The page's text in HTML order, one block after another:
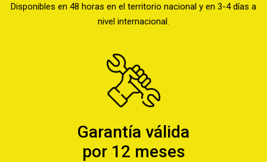
Disponibles en 48 horas en el territorio nacional y en 3-4 días a
nivel internacional.
Garantía válida
por 12 meses